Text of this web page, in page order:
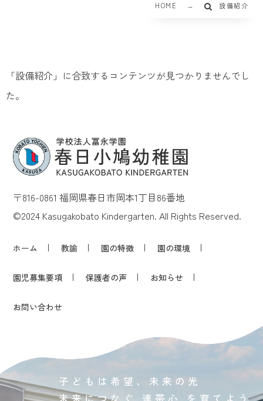
HOME 設備紹介
「設備紹介」に合致するコンテンツが見つかりませんでし
た。
〒816-0861 福岡県春日市岡本1丁目86番地
©2024 Kasugakobato Kindergarten. All Rights Reserved.
ホーム 教諭 園の特徴 園の環境
園児募集要項 保護者の声 お知らせ
お問い合わせ
子どもは希望、未来の光